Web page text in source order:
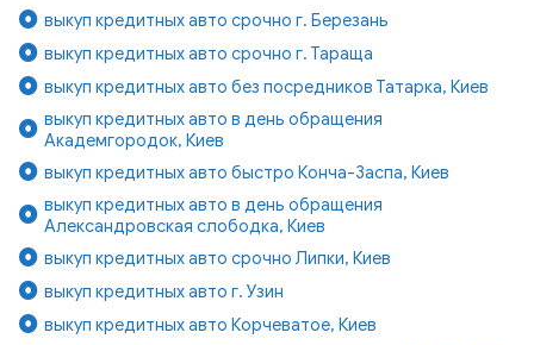
выкуп кредитных авто срочно г. Березань
выкуп кредитных авто срочно г. Тараща
выкуп кредитных авто без посредников Татарка, Киев
выкуп кредитных авто в день обращения
Академгородок, Киев
выкуп кредитных авто быстро Конча-Заспа, Киев
выкуп кредитных авто в день обращения
Александровская слободка, Киев
выкуп кредитных авто срочно Липки, Киев
выкуп кредитных авто г. Узин
выкуп кредитных авто Корчеватое, Киев